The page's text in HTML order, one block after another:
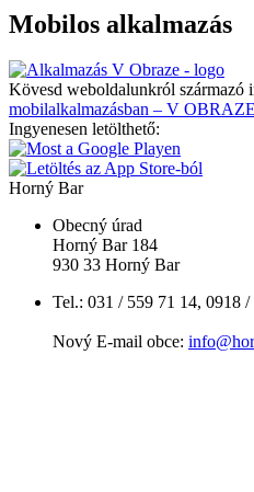
Mobilos alkalmazás
Kövesd weboldalunkról származó
mobilalkalmazásban – V
Ingyenesen letölthető:
Horný Bar
Obecný úrad
Horný Bar 184
930 33 Horný Bar
Tel.: 031 / 559 71 14, 0918 /
Nový E-mail obce: